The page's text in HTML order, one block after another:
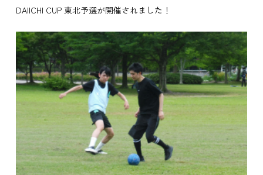
DAIICHI CUP 東北予選が開催されました！